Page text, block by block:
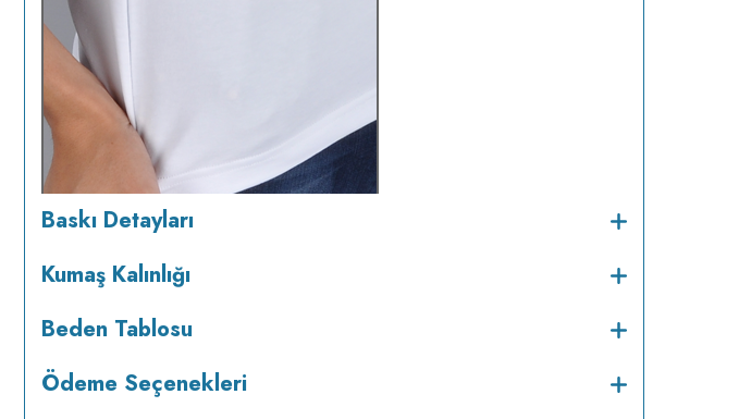
Baskı Detayları
Kumaş Kalınlığı
Beden Tablosu
Ödeme Seçenekleri